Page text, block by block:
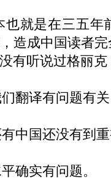
也就是在三五年
造成中国读者
有听说过格丽
翻译有问题有
中国还没有到
确实有问题。